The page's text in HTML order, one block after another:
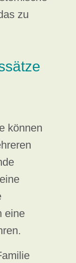
zu
können
eine